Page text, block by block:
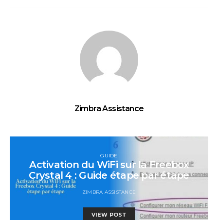
Zimbra Assistance
GUIDE
Activation du WiFi sur la Freebox
Crystal 4 : Guide étape par étape
ZIMBRA ASSISTANCE
VIEW POST